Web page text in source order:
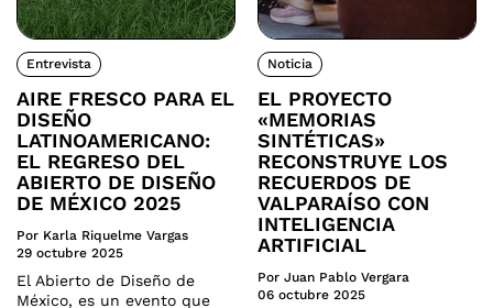
Entrevista
AIRE FRESCO PARA EL
DISEÑO
LATINOAMERICANO:
EL REGRESO DEL
ABIERTO DE DISEÑO
DE MÉXICO 2025
Por Karla Riquelme Vargas
29 octubre 2025
El Abierto de Diseño de
México, es un evento que
Noticia
EL PROYECTO
«MEMORIAS
SINTÉTICAS»
RECONSTRUYE LOS
RECUERDOS DE
VALPARAÍSO CON
INTELIGENCIA
ARTIFICIAL
Por Juan Pablo Vergara
06 octubre 2025